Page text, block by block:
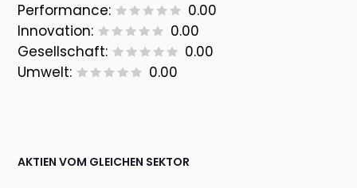
Performance:
0.00
Innovation:
0.00
Gesellschaft:
0.00
Umwelt:
0.00
AKTIEN VOM GLEICHEN SEKTOR